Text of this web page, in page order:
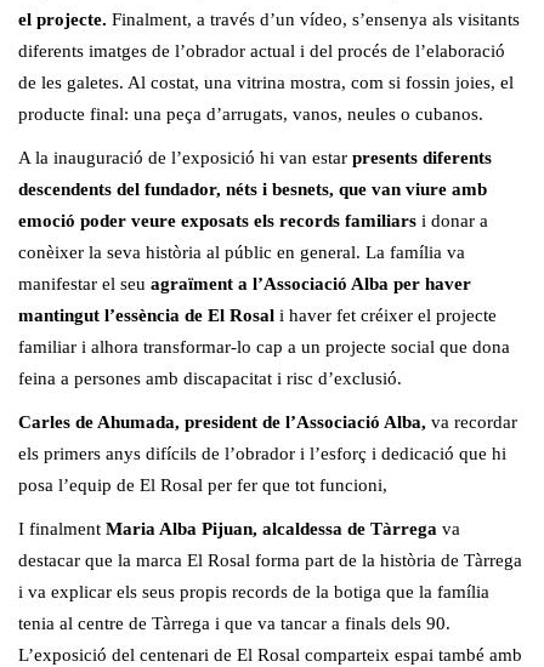
el projecte. Finalment, a través d’un vídeo, s’ensenya als visitants
diferents imatges de l’obrador actual i del procés de l’elaboració
de les galetes. Al costat, una vitrina mostra, com si fossin joies, el
producte final: una peça d’arrugats, vanos, neules o cubanos.
A la inauguració de l’exposició hi van estar presents diferents
descendents del fundador, néts i besnets, que van viure amb
emoció poder veure exposats els records familiars i donar a
conèixer la seva història al públic en general. La família va
manifestar el seu agraïment a l’Associació Alba per haver
mantingut l’essència de El Rosal i haver fet créixer el projecte
familiar i alhora transformar-lo cap a un projecte social que dona
feina a persones amb discapacitat i risc d’exclusió.
Carles de Ahumada, president de l’Associació Alba, va recordar
els primers anys difícils de l’obrador i l’esforç i dedicació que hi
posa l’equip de El Rosal per fer que tot funcioni,
I finalment Maria Alba Pijuan, alcaldessa de Tàrrega va
destacar que la marca El Rosal forma part de la història de Tàrrega
i va explicar els seus propis records de la botiga que la família
tenia al centre de Tàrrega i que va tancar a finals dels 90.
L’exposició del centenari de El Rosal comparteix espai també amb